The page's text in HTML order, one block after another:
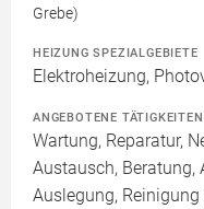
Grebe)
HEIZUNG SPEZIALGEBIETE
Elektroheizung,
ANGEBOTENE TÄTIGKEITEN
Wartung, Reparatur,
Austausch,
Auslegung,